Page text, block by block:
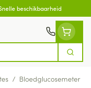
beschikbaarheid
Zoek
/ Bloedglucosemeter